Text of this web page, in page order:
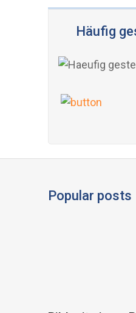
Häufig
Popular posts